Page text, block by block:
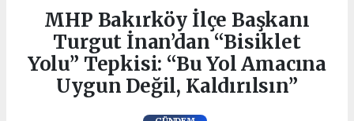
MHP Bakırköy İlçe Başkanı
Turgut İnan’dan “Bisiklet
Yolu” Tepkisi: “Bu Yol Amacına
Uygun Değil, Kaldırılsın”